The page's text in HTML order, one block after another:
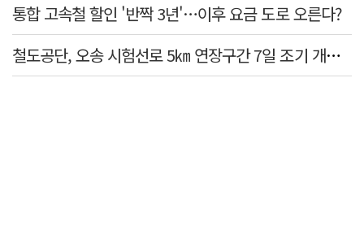
통합 고속철 할인 '반짝 3년'…이후 요금 도로 오른다?
철도공단, 오송 시험선로 5㎞ 연장구간 7일 조기 개통…LA 메트로 사업 지원